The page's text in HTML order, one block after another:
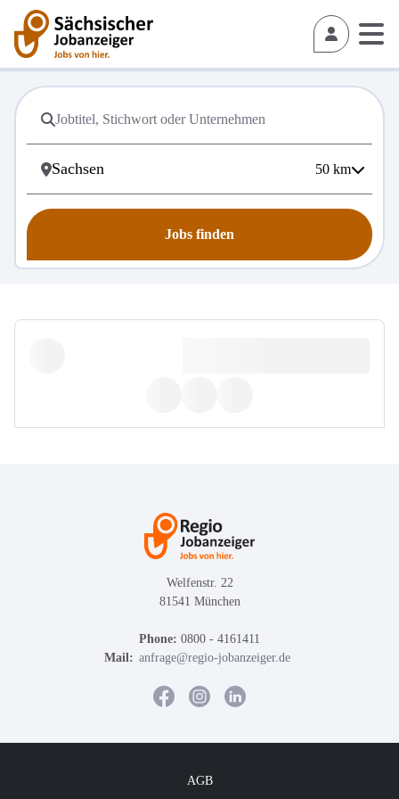
50 km
Jobs finden
Welfenstr. 22
81541 München
Phone: 0800 - 4161411
Mail: anfrage@regio-jobanzeiger.de
AGB